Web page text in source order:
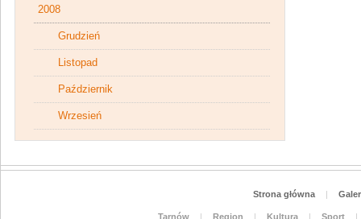
2008
Grudzień
Listopad
Październik
Wrzesień
Strona główna |
Tarnów | Region | Kultura | Sport
|